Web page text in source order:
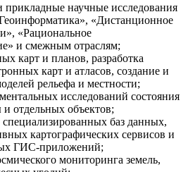
прикладные научные исследования
«Дистанционное
«Рациональное
и смежным отраслям;
карт и планов, разработка
карт и атласов, создание и
рельефа и местности;
исследований состояния
отдельных объектов;
специализированных баз данных,
картографических сервисов и
ГИС-приложений;
мониторинга земель,